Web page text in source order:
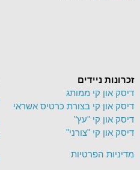
זכרונות ניידים
דיסק און קי ממותג
דיסק און קי בצורת כרטיס אשראי
דיסק און קי "עץ"
דיסק און קי "צורני"
מדיניות הפרטיות